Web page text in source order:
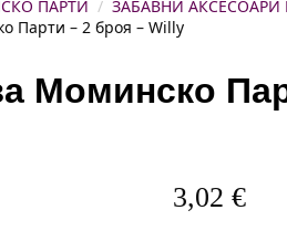
ПАРТИ
ЗАБАВНИ
Парти – 2 броя – Willy
Моминско
3,02 €